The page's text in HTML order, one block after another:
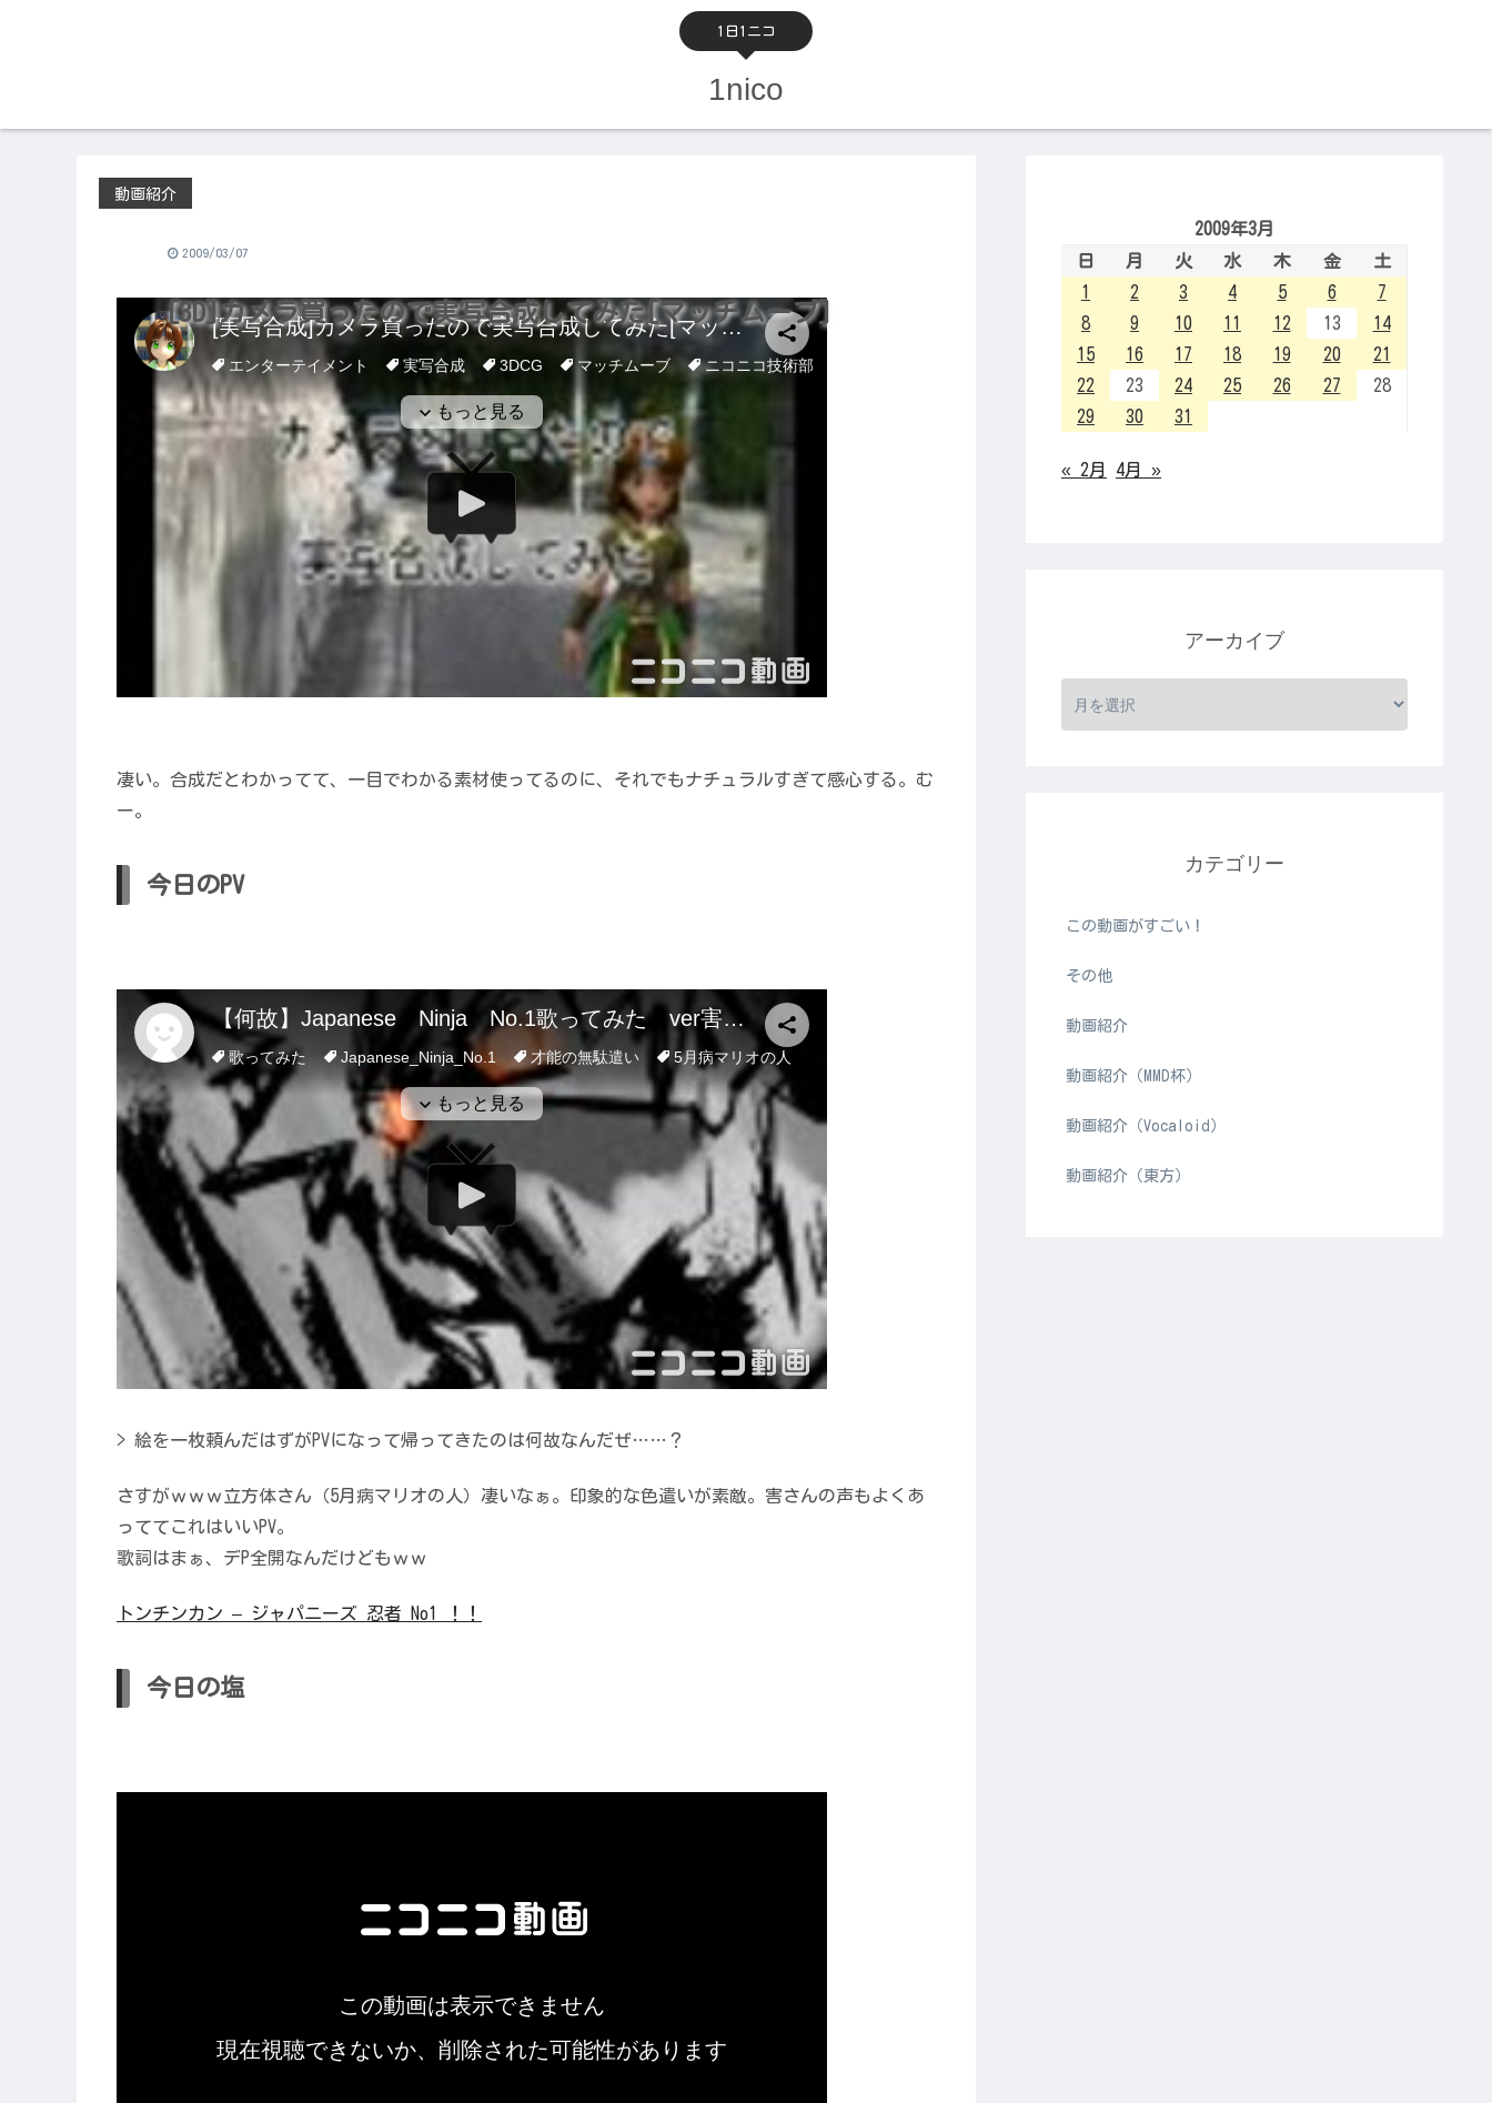
1日1ニコ
1nico
[3D]カメラ買ったので実写合成してみた[マッチムーブ]
動画紹介
2009/03/07
凄い。合成だとわかってて、一目でわかる素材使ってるのに、それでもナチュラルすぎて感心する。む
ー。
今日のPV
> 絵を一枚頼んだはずがPVになって帰ってきたのは何故なんだぜ……？
さすがｗｗｗ立方体さん（5月病マリオの人）凄いなぁ。印象的な色遣いが素敵。害さんの声もよくあ
っててこれはいいPV。
歌詞はまぁ、デP全開なんだけどもｗｗ
トンチンカン – ジャパニーズ 忍者 No1 ！！
今日の塩
2009年3月
日
月 火 水 木 金
土
1
2 3 4 5 6
7
8
9 10 11 12 13
14
15
16 17 18 19 20
21
22
23 24 25 26 27
28
29
30 31
« 2月 4月 »
アーカイブ
カテゴリー
この動画がすごい！
その他
動画紹介
動画紹介（MMD杯）
動画紹介（Vocaloid）
動画紹介（東方）